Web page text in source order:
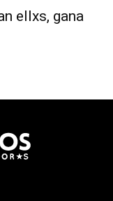
ellxs, gana